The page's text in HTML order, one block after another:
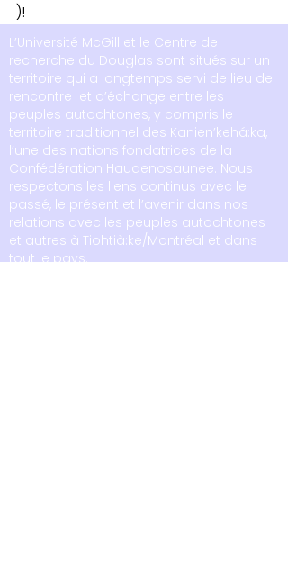
)!
L’Université McGill et le Centre de
recherche du Douglas sont situés sur un
territoire qui a longtemps servi de lieu de
rencontre et d’échange entre les
peuples autochtones, y compris le
territoire traditionnel des Kanien’kehá:ka,
l’une des nations fondatrices de la
Confédération Haudenosaunee. Nous
respectons les liens continus avec le
passé, le présent et l’avenir dans nos
relations avec les peuples autochtones
et autres à Tiohtià:ke/Montréal et dans
tout le pays.